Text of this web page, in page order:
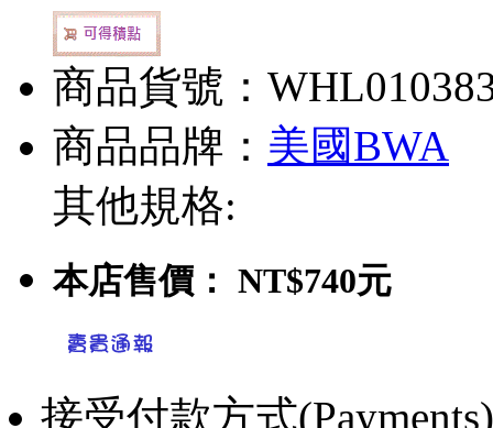
商品貨號：
商品品牌： 美國BWA
其他規格:
本店售價： NT$740元
接受付款方式